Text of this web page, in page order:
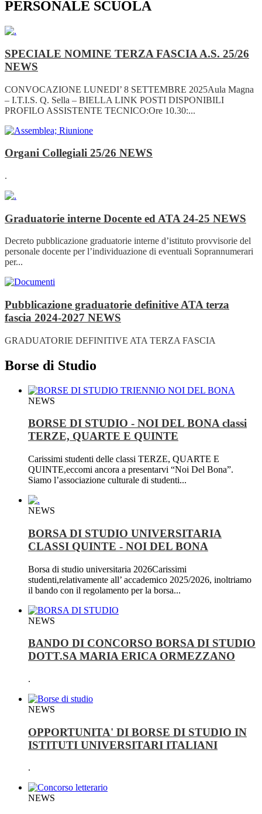
PERSONALE SCUOLA
SPECIALE NOMINE TERZA FASCIA A.S. 25/26
NEWS
CONVOCAZIONE LUNEDI’ 8 SETTEMBRE 2025Aula Magna
– I.T.I.S. Q. Sella – BIELLA LINK POSTI DISPONIBILI
PROFILO ASSISTENTE TECNICO:Ore 10.30:...
Organi Collegiali 25/26 NEWS
.
Graduatorie interne Docente ed ATA 24-25 NEWS
Decreto pubblicazione graduatorie interne d’istituto provvisorie del
personale docente per l’individuazione di eventuali Soprannumerari
per...
Pubblicazione graduatorie definitive ATA terza
fascia 2024-2027 NEWS
GRADUATORIE DEFINITIVE ATA TERZA FASCIA
Borse di Studio
NEWS
BORSE DI STUDIO - NOI DEL BONA classi
TERZE, QUARTE E QUINTE
Carissimi studenti delle classi TERZE, QUARTE E
QUINTE,eccomi ancora a presentarvi “Noi Del Bona”.
Siamo l’associazione culturale di studenti...
NEWS
BORSA DI STUDIO UNIVERSITARIA
CLASSI QUINTE - NOI DEL BONA
Borsa di studio universitaria 2026Carissimi
studenti,relativamente all’ accademico 2025/2026, inoltriamo
il bando con il regolamento per la borsa...
NEWS
BANDO DI CONCORSO BORSA DI STUDIO
DOTT.SA MARIA ERICA ORMEZZANO
.
NEWS
OPPORTUNITA' DI BORSE DI STUDIO IN
ISTITUTI UNIVERSITARI ITALIANI
.
NEWS